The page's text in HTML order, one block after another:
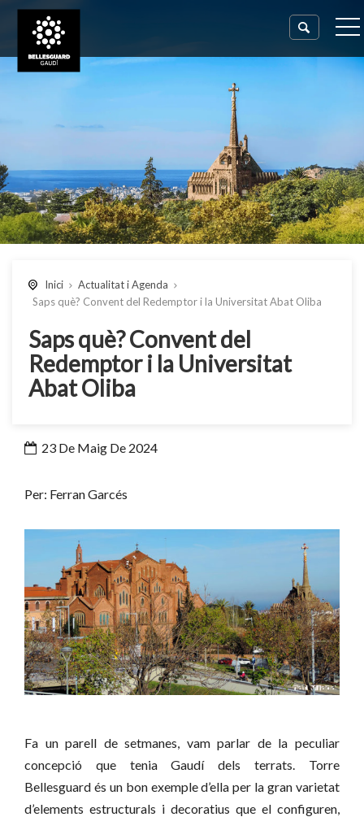
Inici
Actualitat i Agenda
Saps què? Convent del Redemptor i la Universitat Abat Oliba
Saps què? Convent del
Redemptor i la Universitat
Abat Oliba
23 De Maig De 2024
Per: Ferran Garcés
Fa un parell de setmanes, vam parlar de la peculiar
concepció que tenia Gaudí dels terrats. Torre
Bellesguard és un bon exemple d’ella per la gran varietat
d’elements estructurals i decoratius que el configuren,